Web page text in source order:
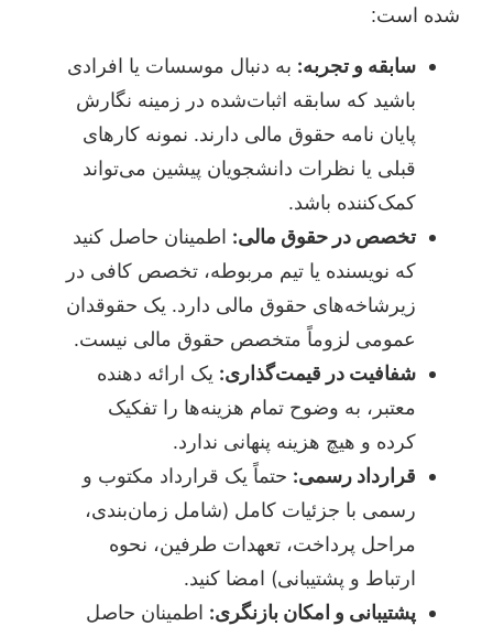
شده است:
سابقه و تجربه: به دنبال موسسات یا افرادی
باشید که سابقه اثبات‌شده در زمینه نگارش
پایان نامه حقوق مالی دارند. نمونه کارهای
قبلی یا نظرات دانشجویان پیشین می‌تواند
کمک‌کننده باشد.
تخصص در حقوق مالی: اطمینان حاصل کنید
که نویسنده یا تیم مربوطه، تخصص کافی در
زیرشاخه‌های حقوق مالی دارد. یک حقوقدان
عمومی لزوماً متخصص حقوق مالی نیست.
شفافیت در قیمت‌گذاری: یک ارائه دهنده
معتبر، به وضوح تمام هزینه‌ها را تفکیک
کرده و هیچ هزینه پنهانی ندارد.
قرارداد رسمی: حتماً یک قرارداد مکتوب و
رسمی با جزئیات کامل (شامل زمان‌بندی،
مراحل پرداخت، تعهدات طرفین، نحوه
ارتباط و پشتیبانی) امضا کنید.
پشتیبانی و امکان بازنگری: اطمینان حاصل